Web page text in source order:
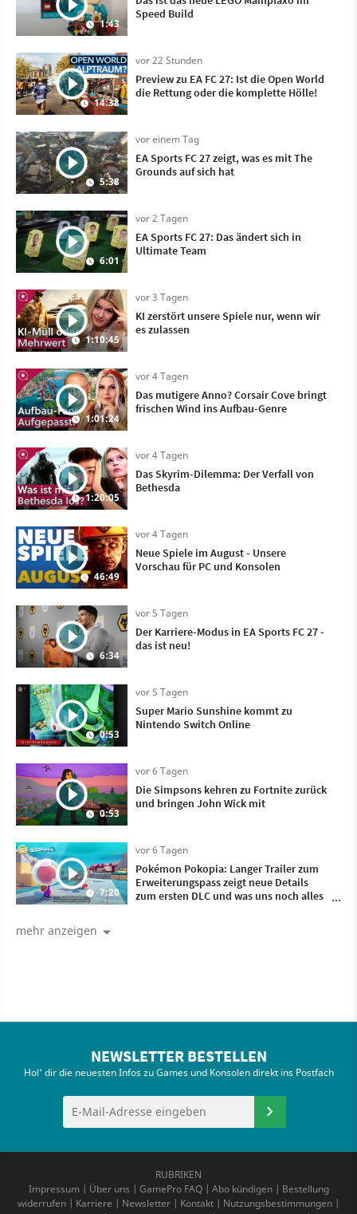
1:43
Speed Build
14:38
vor 22 Stunden
Preview zu EA FC 27: Ist die Open World
die Rettung oder die komplette Hölle!
5:38
vor einem Tag
EA Sports FC 27 zeigt, was es mit The
Grounds auf sich hat
6:01
vor 2 Tagen
EA Sports FC 27: Das ändert sich in
Ultimate Team
1:10:45
vor 3 Tagen
KI zerstört unsere Spiele nur, wenn wir
es zulassen
1:01:24
vor 4 Tagen
Das mutigere Anno? Corsair Cove bringt
frischen Wind ins Aufbau-Genre
1:20:05
vor 4 Tagen
Das Skyrim-Dilemma: Der Verfall von
Bethesda
46:49
vor 4 Tagen
Neue Spiele im August - Unsere
Vorschau für PC und Konsolen
6:34
vor 5 Tagen
Der Karriere-Modus in EA Sports FC 27 -
das ist neu!
0:53
vor 5 Tagen
Super Mario Sunshine kommt zu
Nintendo Switch Online
0:53
vor 6 Tagen
Die Simpsons kehren zu Fortnite zurück
und bringen John Wick mit
7:20
vor 6 Tagen
Pokémon Pokopia: Langer Trailer zum
Erweiterungspass zeigt neue Details
zum ersten DLC und was uns noch alles
mehr anzeigen
NEWSLETTER BESTELLEN
Hol' dir die neuesten Infos zu Games und Konsolen direkt ins Postfach
RUBRIKEN
Impressum| Über uns | GamePro FAQ| Abo kündigen| Bestellung
widerrufen | Karriere | Newsletter | Kontakt | Nutzungsbestimmungen |